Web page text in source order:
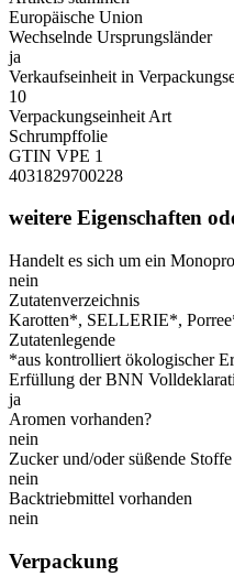
Europäische Union
Wechselnde Ursprungsländer
ja
Verkaufseinheit in
10
Verpackungseinheit Art
Schrumpffolie
GTIN VPE 1
4031829700228
weitere Eigenschaften
Handelt es sich um ein
nein
Zutatenverzeichnis
Karotten*, SELLERIE*,
Zutatenlegende
*aus kontrolliert ökologischer
Erfüllung der BNN
ja
Aromen vorhanden?
nein
Zucker und/oder süßende
nein
Backtriebmittel vorhanden
nein
Verpackung